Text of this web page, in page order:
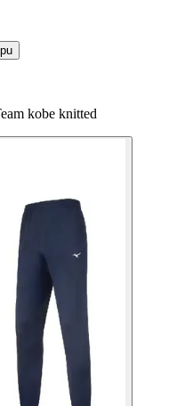
kobe knitted